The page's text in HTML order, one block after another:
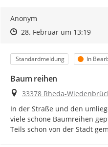
Anonym
Zeitpunkt des Erstellens
Zeitpunkt des Erstellens
28. Februar um 13:19Zur
Kategorie
Standardmeldung Status
In
Baum reihen
Ort
33378 Rheda-
In der Straße und den
viele schöne Baumreihen
Teils schon von der Stadt